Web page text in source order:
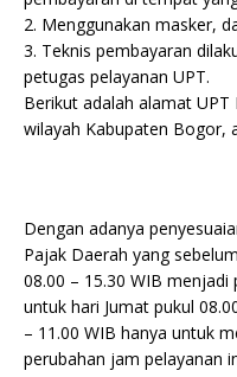
2. Menggunakan masker,
3. Teknis pembayaran
petugas pelayanan UPT.
Berikut adalah alamat
wilayah Kabupaten Bogor,
Dengan adanya
Pajak Daerah yang
08.00 – 15.30 WIB menjadi
untuk hari Jumat pukul
– 11.00 WIB hanya untuk
perubahan jam pelayanan